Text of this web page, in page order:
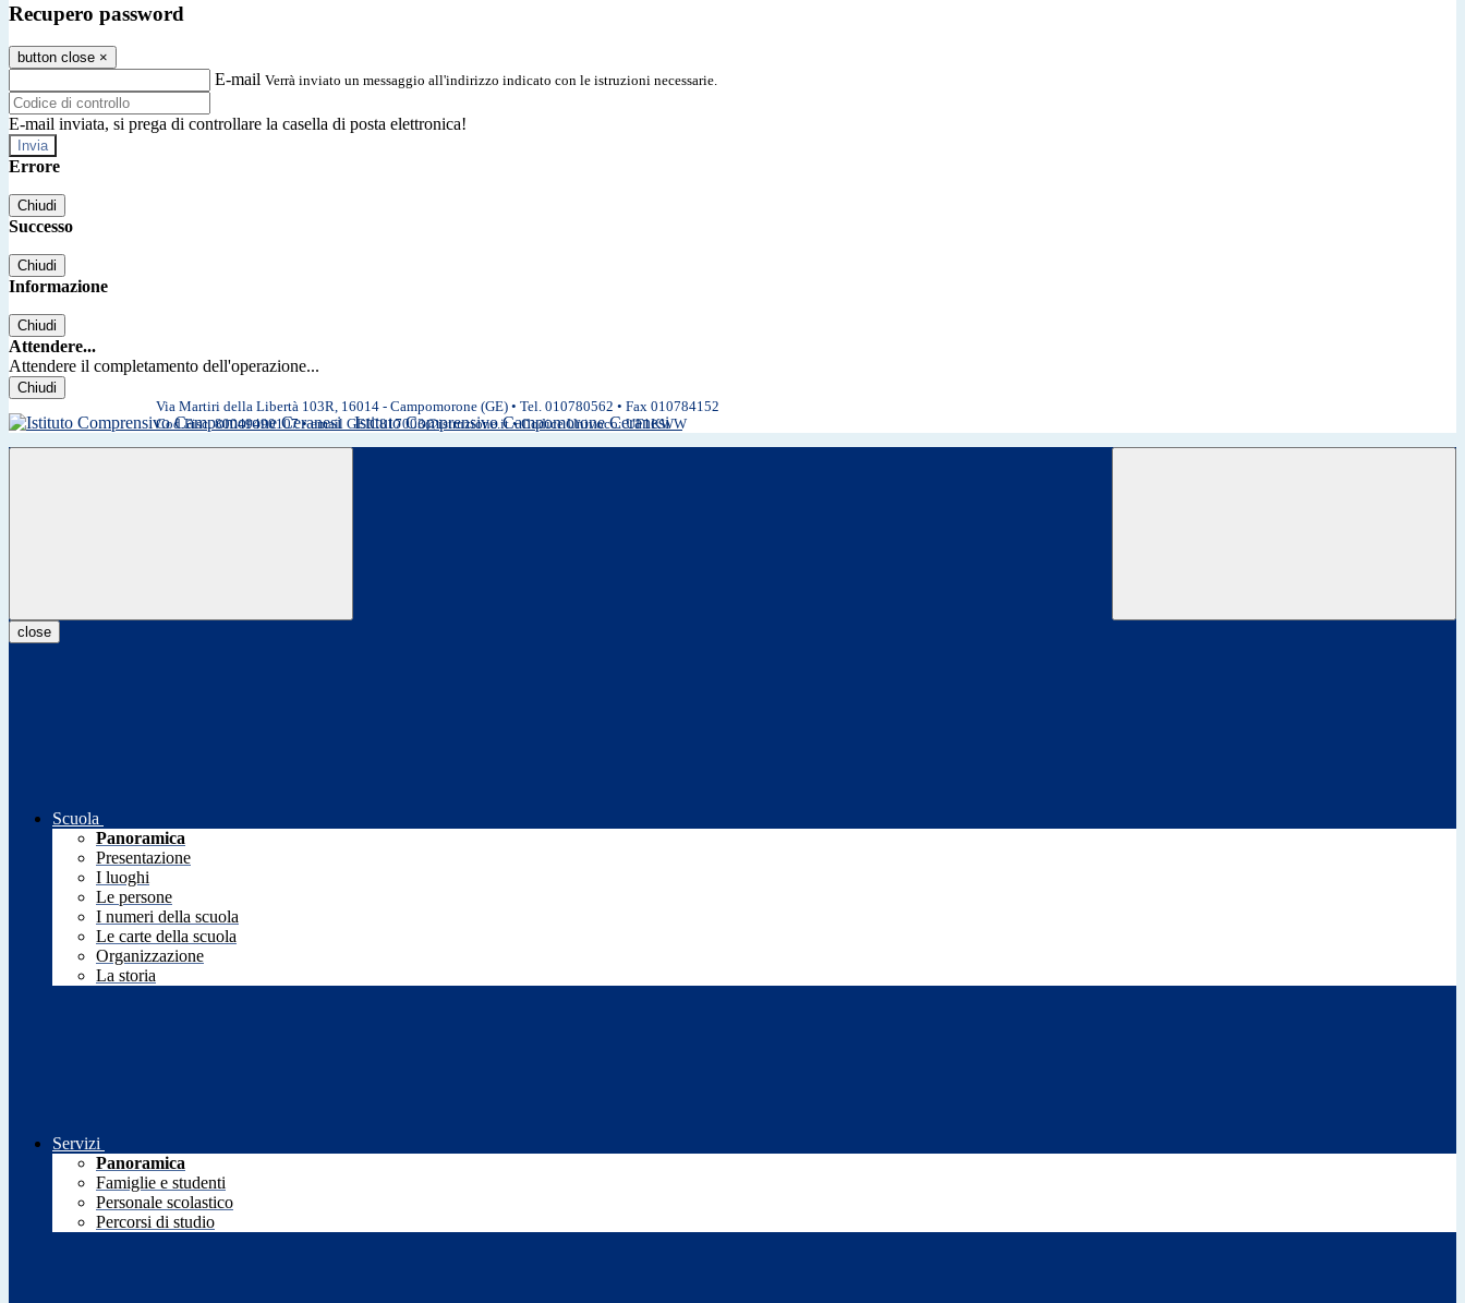
Recupero password
button close ×
E-mail Verrà inviato un messaggio all'indirizzo indicato con le istruzioni necessarie.
E-mail inviata, si prega di controllare la casella di posta elettronica!
Errore
Chiudi
Successo
Chiudi
Informazione
Chiudi
Attendere...
Attendere il completamento dell'operazione...
Chiudi
Istituto Comprensivo Campomorone Ceranesi
Via Martiri della Libertà 103R, 16014 - Campomorone (GE) • Tel. 010780562 • Fax 010784152
Cod.Fisc. 80049490107 • email GEIC817003@istruzione.it • Codice Univoco: UF1KWW
close
Scuola
Panoramica
Presentazione
I luoghi
Le persone
I numeri della scuola
Le carte della scuola
Organizzazione
La storia
Servizi
Panoramica
Famiglie e studenti
Personale scolastico
Percorsi di studio